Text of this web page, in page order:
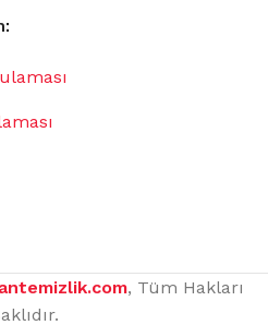
, Tüm Hakları